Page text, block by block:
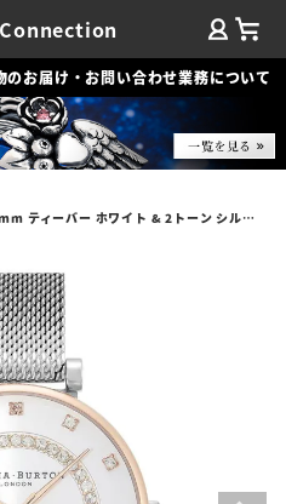
のお届け・お問い合わせ業務について
ーバー ホワイト & 2トーン シルバーメッシュ